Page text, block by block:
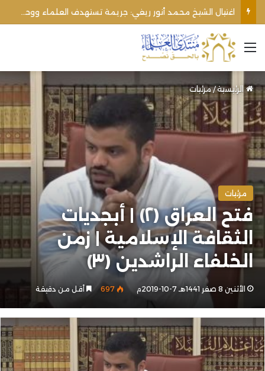
القائمة
الرئيسية/مرئيات
مرئيات
فتح العراق (٢) | أبجديات
الثقافة الإسلامية | زمن
الخلفاء الراشدين (٣)
الأثنين 8 صفر 1441هـ 7-10-2019م 697 أقل من دقيقة